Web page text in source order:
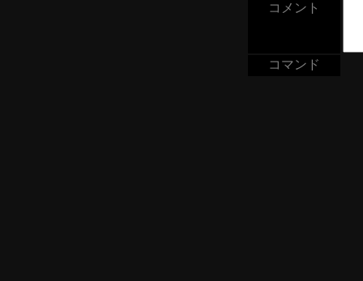
コメント
コマンド